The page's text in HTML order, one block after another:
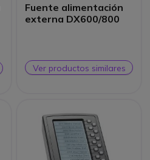
Fuente alimentación
externa DX600/800
Ver productos similares